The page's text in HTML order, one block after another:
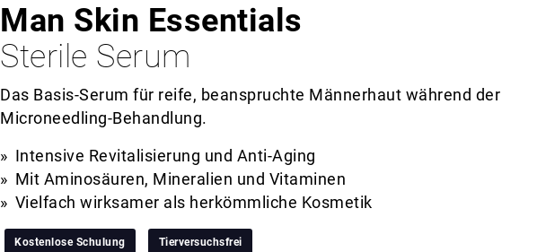
Man Skin Essentials
Sterile Serum
Das Basis-Serum für reife, beanspruchte Männerhaut während der
Microneedling-Behandlung.
Intensive Revitalisierung und Anti-Aging
Mit Aminosäuren, Mineralien und Vitaminen
Vielfach wirksamer als herkömmliche Kosmetik
Kostenlose Schulung Tierversuchsfrei